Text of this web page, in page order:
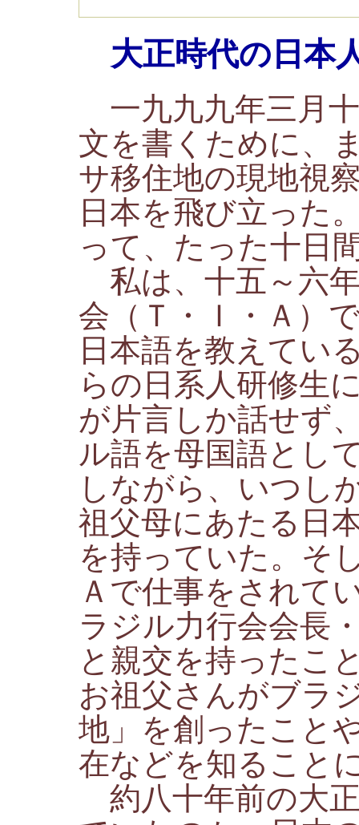
大正時代の日本
一九九九年三月
文を書くために、
サ移住地の現地視
日本を飛び立った
って、たった十日
私は、十五～六
会（Ｔ・Ｉ・Ａ）
日本語を教えてい
らの日系人研修生
が片言しか話せず
ル語を母国語とし
しながら、いつし
祖父母にあたる日
を持っていた。そ
Ａで仕事をされて
ラジル力行会会長
と親交を持ったこ
お祖父さんがブラ
地」を創ったこと
在などを知ること
約八十年前の大